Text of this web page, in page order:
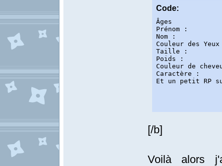
Code:
Âges
Prénom :
Nom :
Couleur des
Taille :
Poids :
Couleur de
Caractère :
Et un petit RP
[/b]
Voilà alors